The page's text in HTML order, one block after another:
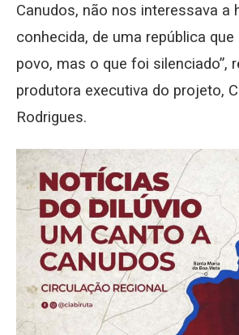
Canudos, não nos interessava a
conhecida, de uma república
povo, mas o que foi silenciado”,
produtora executiva do projeto,
Rodrigues.